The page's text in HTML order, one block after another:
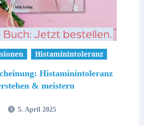
Histaminintoleranz
Histaminintoleranz
& meistern
5. April 2025